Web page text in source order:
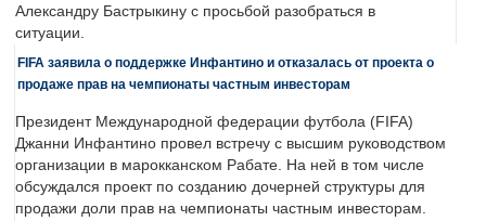
Александру Бастрыкину с просьбой разобраться в
ситуации.
FIFA заявила о поддержке Инфантино и отказалась от проекта о
продаже прав на чемпионаты частным инвесторам
Президент Международной федерации футбола (FIFA)
Джанни Инфантино провел встречу с высшим руководством
организации в марокканском Рабате. На ней в том числе
обсуждался проект по созданию дочерней структуры для
продажи доли прав на чемпионаты частным инвесторам.